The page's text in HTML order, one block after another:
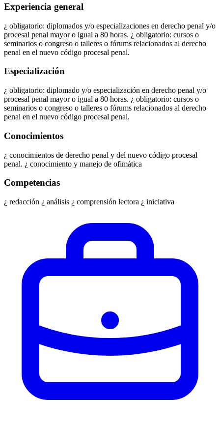
Experiencia general
¿ obligatorio: diplomados y/o especializaciones en derecho penal y/o
procesal penal mayor o igual a 80 horas. ¿ obligatorio: cursos o
seminarios o congreso o talleres o fórums relacionados al derecho
penal en el nuevo código procesal penal.
Especialización
¿ obligatorio: diplomado y/o especialización en derecho penal y/o
procesal penal mayor o igual a 80 horas. ¿ obligatorio: cursos o
seminarios o congreso o talleres o fórums relacionados al derecho
penal en el nuevo código procesal penal.
Conocimientos
¿ conocimientos de derecho penal y del nuevo código procesal
penal. ¿ conocimiento y manejo de ofimática
Competencias
¿ redacción ¿ análisis ¿ comprensión lectora ¿ iniciativa